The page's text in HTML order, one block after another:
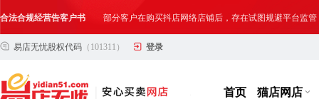
网络店铺合法经营告诫书 为确保网络店铺的合法、规范转让与经营,我司温馨提示
易店无忧股权代码 （101311） 登录
首页 猫店网店